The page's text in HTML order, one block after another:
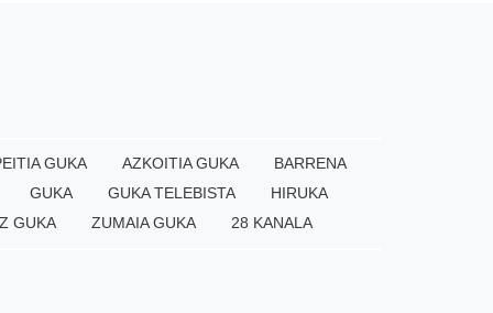
GUKA AZKOITIA GUKA
BARRENA
GUKA GUKA TELEBISTA
HIRUKA
GUKA ZUMAIA GUKA 28 KANALA